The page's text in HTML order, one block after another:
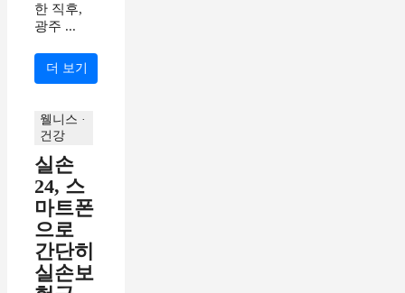
한 직후,
광주 ...
더 보기
웰니스 ·
건강
실손
24, 스
마트폰
으로
간단히
실손보